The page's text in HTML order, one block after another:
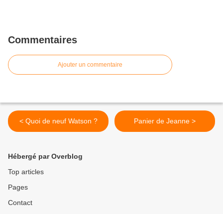
Commentaires
Ajouter un commentaire
< Quoi de neuf Watson ? Panier de Jeanne >
Hébergé par Overblog
Top articles
Pages
Contact